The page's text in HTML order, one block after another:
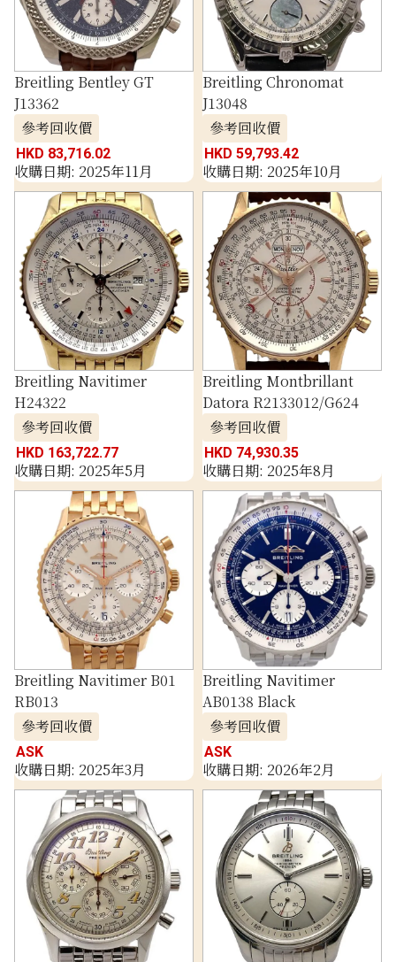
Breitling Bentley GT
J13362
參考回收價
HKD 83,716.02
收購日期: 2025年11月
Breitling Chronomat
J13048
參考回收價
HKD 59,793.42
收購日期: 2025年10月
Breitling Navitimer
H24322
參考回收價
HKD 163,722.77
收購日期: 2025年5月
Breitling Montbrillant
Datora R2133012/G624
參考回收價
HKD 74,930.35
收購日期: 2025年8月
Breitling Navitimer B01
RB013
參考回收價
ASK
收購日期: 2025年3月
Breitling Navitimer
AB0138 Black
參考回收價
ASK
收購日期: 2026年2月